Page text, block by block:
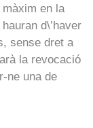
en la
d\’haver
sense dret a
la revocació
ne una de